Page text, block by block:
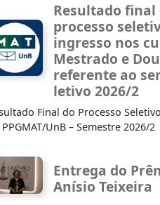
Resultado final
processo
ingresso nos
Mestrado e
referente ao
letivo 2026/2
Final do Processo
UnB – Semestre 2026/2
Entrega do
Anísio Teixeira